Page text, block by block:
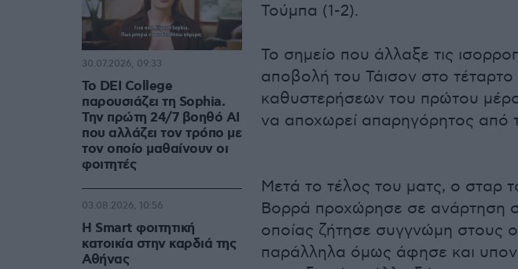
Τούμπα (1-2).
Το σημείο που άλλαξε τις
αποβολή του Τάισον στο
καθυστερήσεων του πρώτου
να αποχωρεί απαρηγόρητος από
Μετά το τέλος του ματς, ο σταρ
Βορρά προχώρησε σε ανάρτηση
οποίας ζήτησε συγγνώμη
παράλληλα όμως άφησε και
Το DEI College
παρουσιάζει τη Sophia.
Την πρώτη 24/7 βοηθό AI
που αλλάζει τον τρόπο με
τον οποίο μαθαίνουν οι
φοιτητές
30.07.2026, 09:33
Η Smart φοιτητική
κατοικία στην καρδιά της
Αθήνας
03.08.2026, 10:56